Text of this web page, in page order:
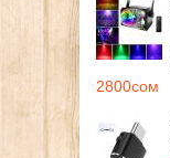
2800сом